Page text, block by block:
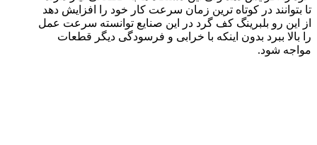
تا بتوانند در کوتاه ترین زمان سرعت کار خود را افزایش دهد
از این رو بلبرینگ کف گرد در این صنایع توانسته سرعت عمل
را بالا ببرد بدون اینکه با خرابی و فرسودگی دیگر قطعات
مواجه شود.